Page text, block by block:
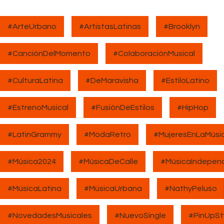
#ArteUrbano #ArtistasLatinas #Brooklyn
#CanciónDelMomento #ColaboraciónMusical
#CulturaLatina #DeMaravisha #EstiloLatino
#EstrenoMusical #FusiónDeEstilos #HipHop
#LatinGrammy #ModaRetro
#Música2024 #MúsicaDeCalle
#MúsicaLatina #MúsicaUrbana #NathyPeluso
#NovedadesMusicales #NuevoSingle